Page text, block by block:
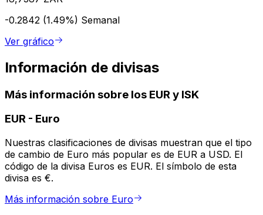
-0.2842 (1.49%) Semanal
Ver gráfico
Información de divisas
Más información sobre los EUR y ISK
EUR - Euro
Nuestras clasificaciones de divisas muestran que el tipo
de cambio de Euro más popular es de EUR a USD. El
código de la divisa Euros es EUR. El símbolo de esta
divisa es €.
Más información sobre Euro